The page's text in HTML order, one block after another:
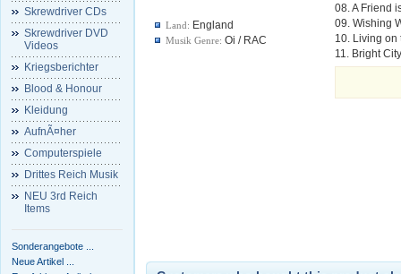
Skrewdriver CDs
Skrewdriver DVD
Videos
Kriegsberichter
Blood & Honour
Kleidung
AufnÃ¤her
Computerspiele
Drittes Reich Musik
NEU 3rd Reich
Items
Sonderangebote ...
Neue Artikel ...
Land: England
Musik Genre: Oi / RAC
08. A Friend
09. Wishing
10. Living on
11. Bright